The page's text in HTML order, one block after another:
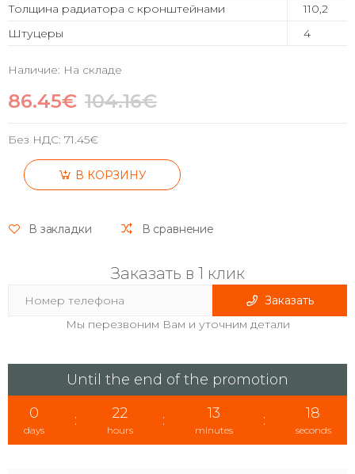
Толщина радиатора с кронштейнами
110,2
Штуцеры
4
Наличие: На складе
86.45€ 104.16€
Без НДС: 71.45€
В КОРЗИНУ
В закладки В сравнение
Заказать в 1 клик
Заказать
Мы перезвоним Вам и уточним детали
Until the end of the promotion
0
days
: 22
hours
: 13
minutes
: 17
seconds